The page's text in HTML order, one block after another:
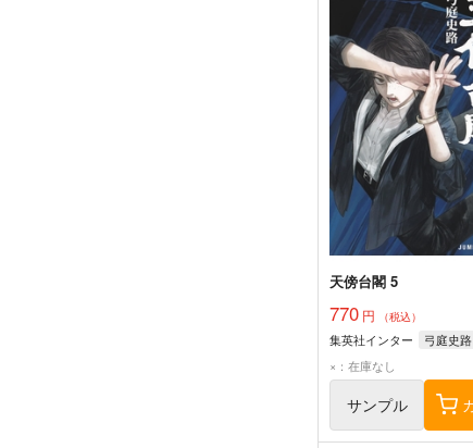
天傍台閣 5
770 円 （税込）
集英社インター
弓庭史路
×：在庫なし
サンプル